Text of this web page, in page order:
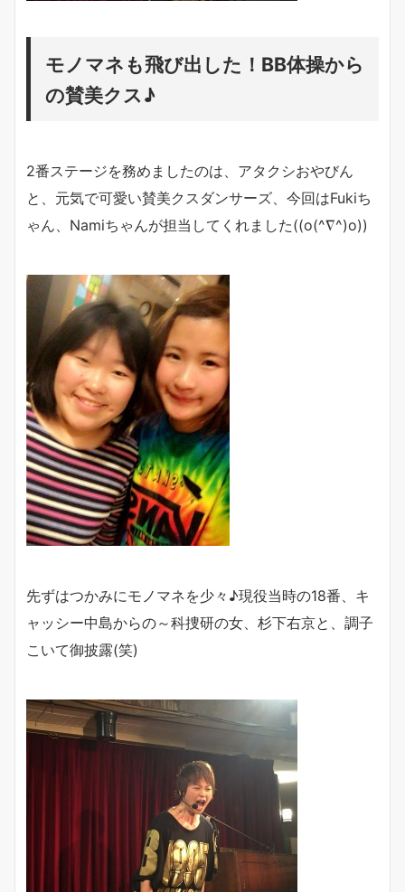
モノマネも飛び出した！BB体操から
の賛美クス♪
2番ステージを務めましたのは、アタクシおやびん
と、元気で可愛い賛美クスダンサーズ、今回はFukiち
ゃん、Namiちゃんが担当してくれました((o(^∇^)o))
先ずはつかみにモノマネを少々♪現役当時の18番、キ
ャッシー中島からの～科捜研の女、杉下右京と、調子
こいて御披露(笑)